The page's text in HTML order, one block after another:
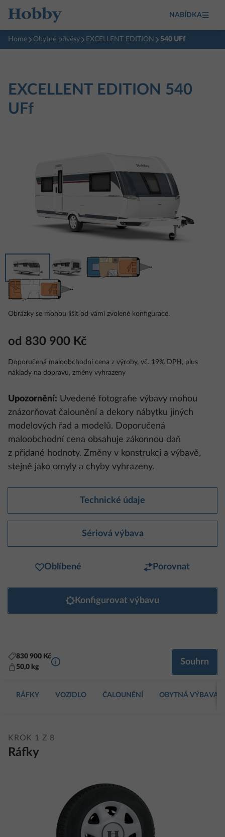
NABÍDKA
Home Obytné přívěsy EXCELLENT EDITION 540 UFf
EXCELLENT EDITION 540
UFf
Obrázky se mohou lišit od vámi zvolené konfigurace.
od 830 900 Kč
Doporučená maloobchodní cena z výroby, vč. 19% DPH, plus
náklady na dopravu, změny vyhrazeny
Upozornění: Uvedené fotografie výbavy mohou
znázorňovat čalounění a dekory nábytku jiných
modelových řad a modelů. Doporučená
maloobchodní cena obsahuje zákonnou daň
z přidané hodnoty. Změny v konstrukci a výbavě,
stejně jako omyly a chyby vyhrazeny.
Technické údaje
Sériová výbava
Oblíbené Porovnat
Konfigurovat výbavu
830 900 Kč
50,0 kg
Další informace Souhrn
RÁFKY VOZIDLO ČALOUNĚNÍ OBYTNÁ VÝBAVA
KROK 1 Z 8
Ráfky